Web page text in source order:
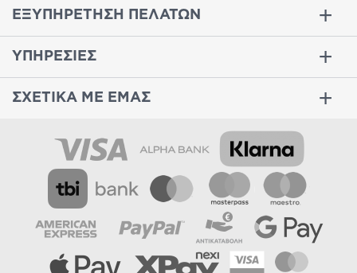
ΕΞΥΠΗΡΕΤΗΣΗ ΠΕΛΑΤΩΝ
ΥΠΗΡΕΣΙΕΣ
ΣΧΕΤΙΚΑ ΜΕ ΕΜΑΣ